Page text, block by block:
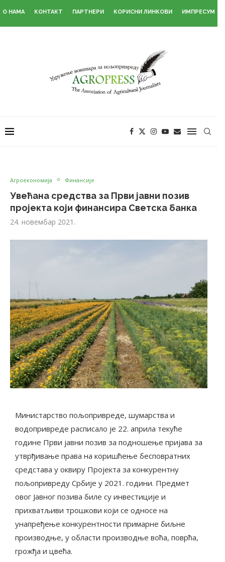
О НАМА КОНТАКТ ПАРТНЕРИ КОРИСНИ ЛИНКОВИ ИМПРЕСУМ
Агроекономија Финансије
Увећана средства за Први јавни позив
пројекта који финансира Светска банка
24. новембар 2021.
Министарство пољопривреде, шумарства и
водопривреде расписало је 22. априла текуће
године Први јавни позив за подношење пријава за
утврђивање права на коришћење бесповратних
средстава у оквиру Пројекта за конкурентну
пољопривреду Србије у 2021. години. Предмет
овог Јавног позива биле су инвестиције и
прихватљиви трошкови који се односе на
унапређење конкурентности примарне биљне
производње, у области производње воћа, поврћа,
грожђа и цвећа.